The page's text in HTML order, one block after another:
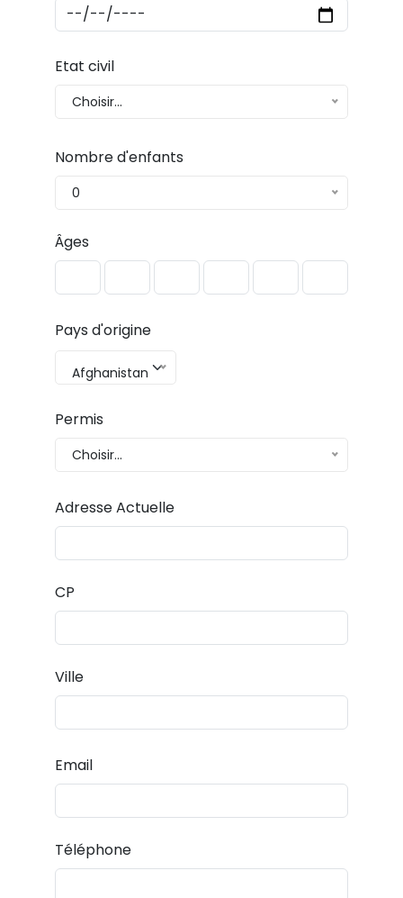
Etat civil
Choisir...
Nombre d'enfants
0
Âges
Pays d'origine
Afghanistan
Permis
Choisir...
Adresse Actuelle
CP
Ville
Email
Téléphone